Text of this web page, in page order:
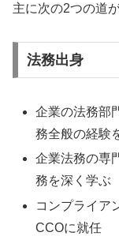
主に次の2つの道
法務出身
企業の法務部
務全般の経験
企業法務の専
務を深く学ぶ
コンプライア
CCOに就任